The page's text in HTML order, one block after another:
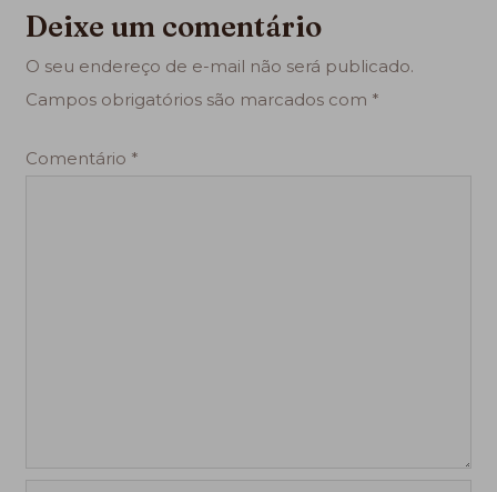
Deixe um comentário
O seu endereço de e-mail não será publicado.
Campos obrigatórios são marcados com *
Comentário *